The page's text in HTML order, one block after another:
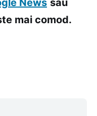
News sau
mai comod.